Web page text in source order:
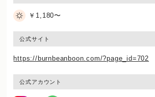
￥1,180〜
公式サイト
https://burnbeanboon.com/?page_id=702
公式アカウント